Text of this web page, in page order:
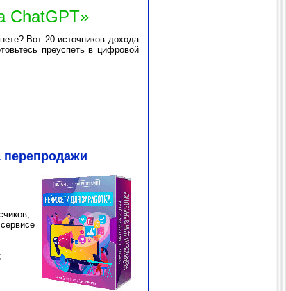
ChatGPT»
Вот 20 источников дохода
преуспеть в цифровой
перепродажи